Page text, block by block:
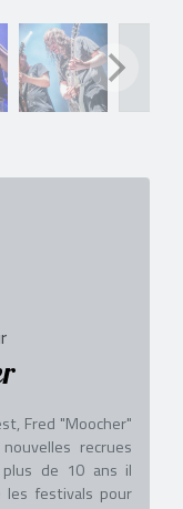
Fred "Moocher"
recrues
plus de 10 ans il
les festivals pour